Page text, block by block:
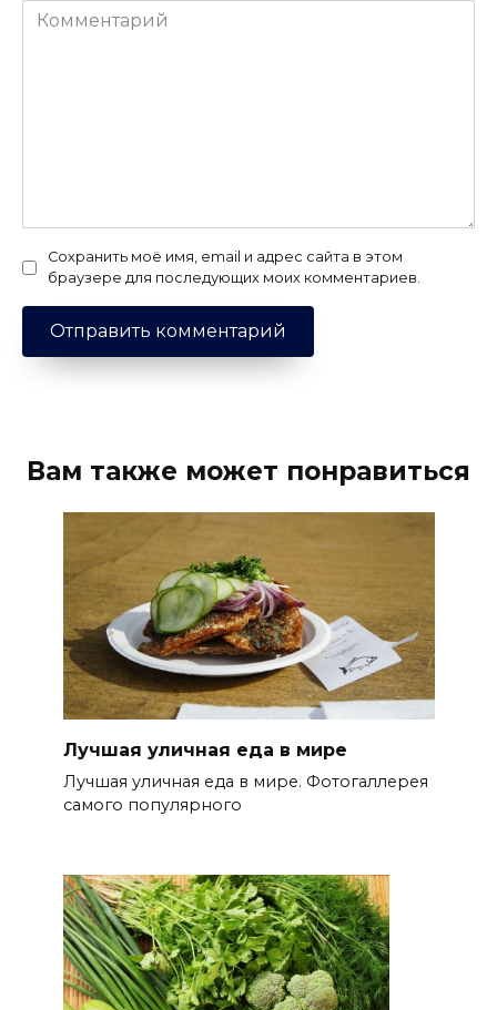
Комментарий
Сохранить моё имя, email и адрес сайта в этом
браузере для последующих моих комментариев.
Вам также может понравиться
Лучшая уличная еда в мире
Лучшая уличная еда в мире. Фотогаллерея
самого популярного